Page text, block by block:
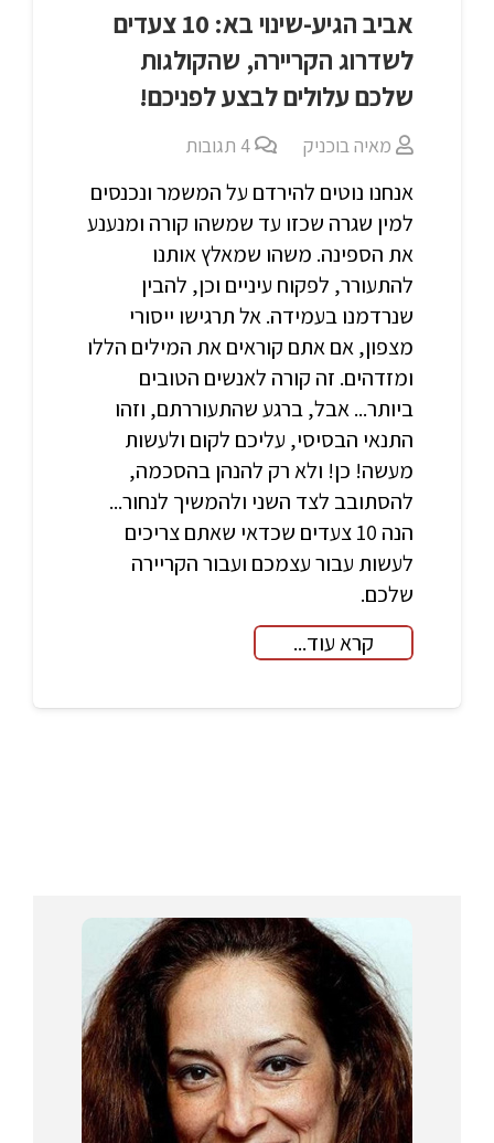
אביב הגיע-שינוי בא: 10 צעדים
לשדרוג הקריירה, שהקולגות
שלכם עלולים לבצע לפניכם!
מאיה בוכניק 4 תגובות
אנחנו נוטים להירדם על המשמר ונכנסים
למין שגרה שכזו עד שמשהו קורה ומנענע
את הספינה. משהו שמאלץ אותנו
להתעורר, לפקוח עיניים וכן, להבין
שנרדמנו בעמידה. אל תרגישו ייסורי
מצפון, אם אתם קוראים את המילים הללו
ומזדהים. זה קורה לאנשים הטובים
ביותר... אבל, ברגע שהתעוררתם, וזהו
התנאי הבסיסי, עליכם לקום ולעשות
מעשה! כן! ולא רק להנהן בהסכמה,
להסתובב לצד השני ולהמשיך לנחור...
הנה 10 צעדים שכדאי שאתם צריכים
לעשות עבור עצמכם ועבור הקריירה
שלכם.
קרא עוד...